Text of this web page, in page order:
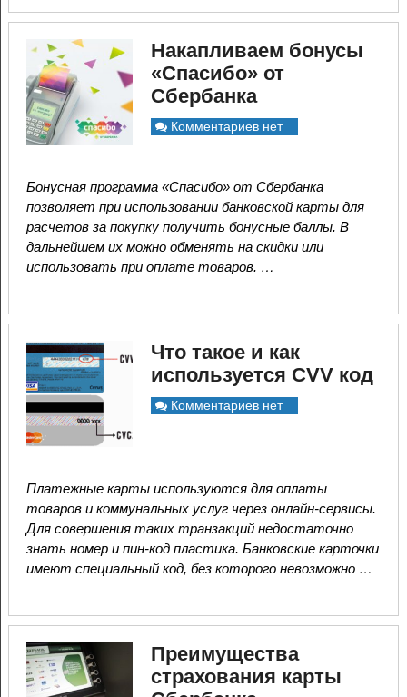
Накапливаем бонусы
«Спасибо» от
Сбербанка
Комментариев нет
Бонусная программа «Спасибо» от Сбербанка
позволяет при использовании банковской карты для
расчетов за покупку получить бонусные баллы. В
дальнейшем их можно обменять на скидки или
использовать при оплате товаров. …
Что такое и как
используется CVV код
Комментариев нет
Платежные карты используются для оплаты
товаров и коммунальных услуг через онлайн-сервисы.
Для совершения таких транзакций недостаточно
знать номер и пин-код пластика. Банковские карточки
имеют специальный код, без которого невозможно …
Преимущества
страхования карты